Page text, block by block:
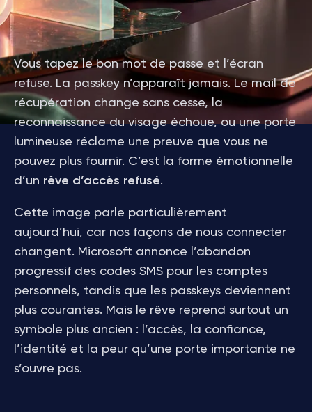
Vous tapez le bon mot de passe et l’écran
refuse. La passkey n’apparaît jamais. Le mail de
récupération change sans cesse, la
reconnaissance du visage échoue, ou une porte
lumineuse réclame une preuve que vous ne
pouvez plus fournir. C’est la forme émotionnelle
d’un rêve d’accès refusé.
Cette image parle particulièrement
aujourd’hui, car nos façons de nous connecter
changent. Microsoft annonce l’abandon
progressif des codes SMS pour les comptes
personnels, tandis que les passkeys deviennent
plus courantes. Mais le rêve reprend surtout un
symbole plus ancien : l’accès, la confiance,
l’identité et la peur qu’une porte importante ne
s’ouvre pas.